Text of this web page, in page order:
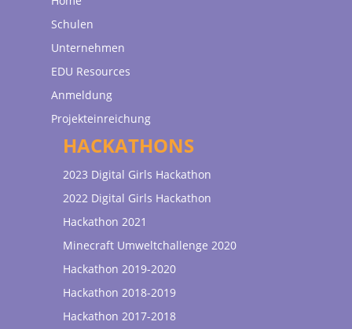
Schulen
Unternehmen
EDU Resources
Anmeldung
Projekteinreichung
HACKATHONS
2023 Digital Girls Hackathon
2022 Digital Girls Hackathon
Hackathon 2021
Minecraft Umweltchallenge 2020
Hackathon 2019-2020
Hackathon 2018-2019
Hackathon 2017-2018